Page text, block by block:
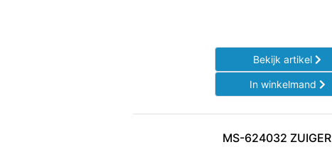
Bekijk artikel
In winkelmand
MS-624032 ZUIGER